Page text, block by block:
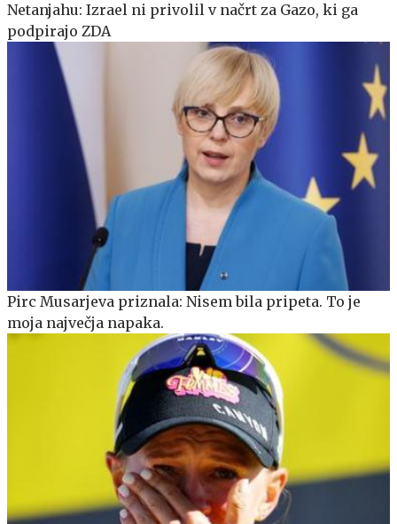
Netanjahu: Izrael ni privolil v načrt za Gazo, ki ga
podpirajo ZDA
Pirc Musarjeva priznala: Nisem bila pripeta. To je
moja največja napaka.